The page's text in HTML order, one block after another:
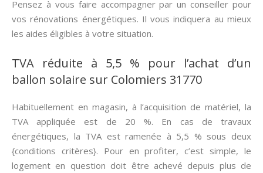
Pensez à vous faire accompagner par un conseiller pour
vos rénovations énergétiques. Il vous indiquera au mieux
les aides éligibles à votre situation.
TVA réduite à 5,5 % pour l’achat d’un
ballon solaire sur Colomiers 31770
Habituellement en magasin, à l’acquisition de matériel, la
TVA appliquée est de 20 %. En cas de travaux
énergétiques, la TVA est ramenée à 5,5 % sous deux
{conditions critères}. Pour en profiter, c’est simple, le
logement en question doit être achevé depuis plus de